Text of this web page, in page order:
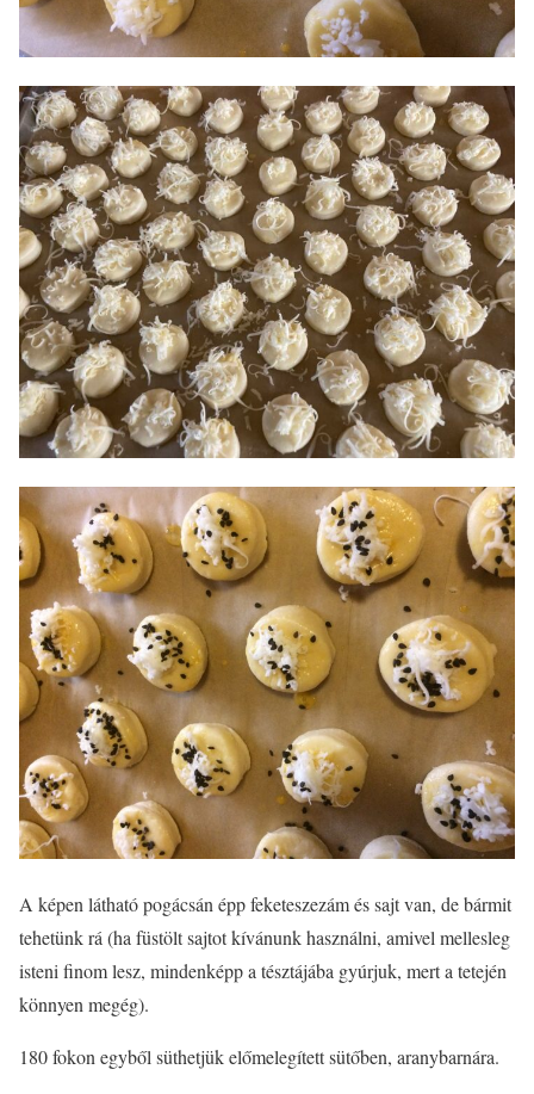
A képen látható pogácsán épp feketeszezám és sajt van, de bármit
tehetünk rá (ha füstölt sajtot kívánunk használni, amivel mellesleg
isteni finom lesz, mindenképp a tésztájába gyúrjuk, mert a tetején
könnyen megég).
180 fokon egyből süthetjük előmelegített sütőben, aranybarnára.